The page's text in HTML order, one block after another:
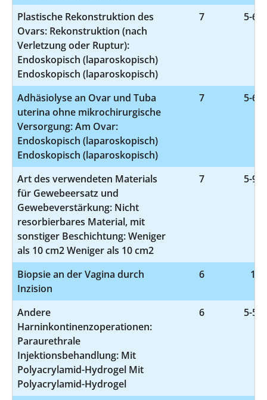
Plastische Rekonstruktion des
Ovars: Rekonstruktion (nach
Verletzung oder Ruptur):
Endoskopisch (laparoskopisch)
Endoskopisch (laparoskopisch)
7 5-
Adhäsiolyse an Ovar und Tuba
uterina ohne mikrochirurgische
Versorgung: Am Ovar:
Endoskopisch (laparoskopisch)
Endoskopisch (laparoskopisch)
7 5-
Art des verwendeten Materials
für Gewebeersatz und
Gewebeverstärkung: Nicht
resorbierbares Material, mit
sonstiger Beschichtung: Weniger
als 10 cm2 Weniger als 10 cm2
7 5-
Biopsie an der Vagina durch
Inzision
6 1-
Andere
Harninkontinenzoperationen:
Paraurethrale
Injektionsbehandlung: Mit
Polyacrylamid-Hydrogel Mit
Polyacrylamid-Hydrogel
6 5-